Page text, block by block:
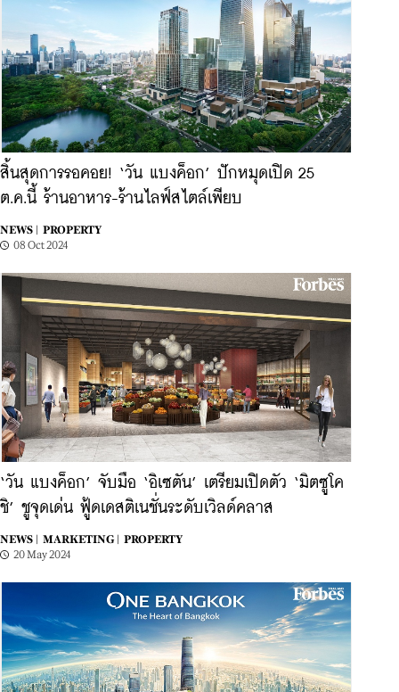
สิ้นสุดการรอคอย! ‘วัน แบงค็อก’ ปักหมุดเปิด 25
ต.ค.นี้ ร้านอาหาร-ร้านไลฟ์สไตล์เพียบ
NEWS |
PROPERTY
08 Oct 2024
‘วัน แบงค็อก’ จับมือ ‘อิเซตัน’ เตรียมเปิดตัว ‘มิตซูโค
ชิ’ ชูจุดเด่น ฟู้ดเดสติเนชั่นระดับเวิลด์คลาส
NEWS | MARKETING |
PROPERTY
20 May 2024